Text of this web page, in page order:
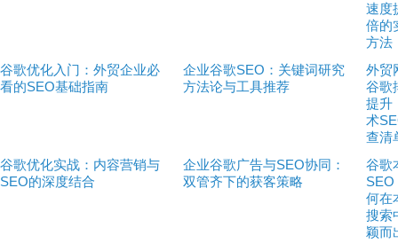
速度
倍的
方法
谷歌优化入门：外贸企业必
看的SEO基础指南
企业谷歌SEO：关键词研究
方法论与工具推荐
外贸
谷歌
提升
术
查清
谷歌优化实战：内容营销与
SEO的深度结合
企业谷歌广告与SEO协同：
双管齐下的获客策略
谷歌
SEO
何在
搜索
颖而